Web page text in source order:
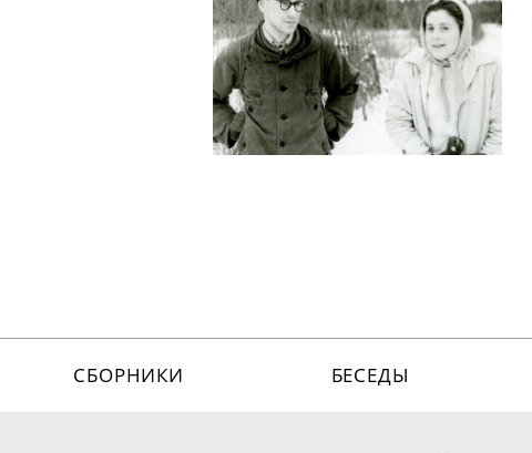
СБОРНИКИ БЕСЕДЫ